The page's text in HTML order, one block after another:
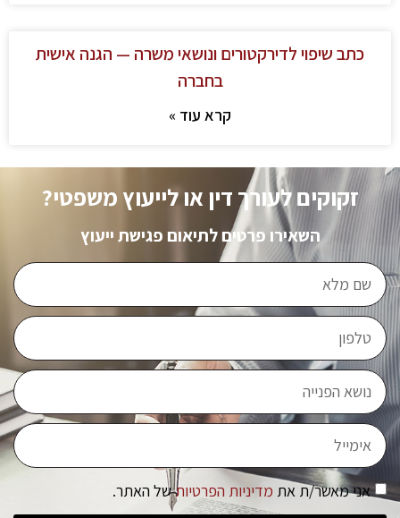
כתב שיפוי לדירקטורים ונושאי משרה — הגנה אישית
בחברה
קרא עוד »
זקוקים לעורך דין או לייעוץ משפטי?
השאירו פרטים לתיאום פגישת ייעוץ
אני מאשר/ת את מדיניות הפרטיותשל האתר.